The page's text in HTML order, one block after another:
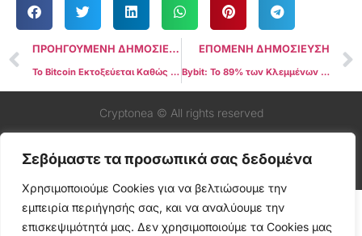
Σεβόμαστε τα προσωπικά σας δεδομένα
Χρησιμοποιούμε Cookies για να βελτιώσουμε την
εμπειρία περιήγησής σας, και να αναλύουμε την
επισκεψιμότητά μας. Δεν χρησιμοποιούμε τα Cookies μας
ΠΡΟΗΓΟΥΜΕΝΗ ΔΗΜΟΣΙΕΥΣΗ
Το Bitcoin Εκτοξεύεται Καθώς οι Αγορές Αναμένουν τη Στάση της Fed για τη Νομισματική Πολιτική
ΕΠΟΜΕΝΗ ΔΗΜΟΣΙΕΥΣΗ
Bybit: Το 89% των Κλεμμένων Crypto Παραμένει Ανιχνεύσιμο Μετά την Επίθεση
Cryptonea © All rights reserved